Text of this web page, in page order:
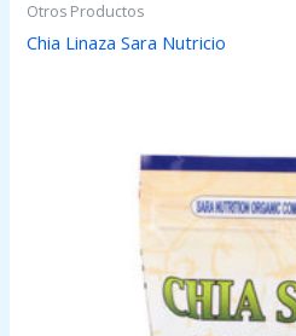
Otros Productos
Chia Linaza Sara Nutricio